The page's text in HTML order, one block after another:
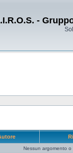
-
Nessun argomento o